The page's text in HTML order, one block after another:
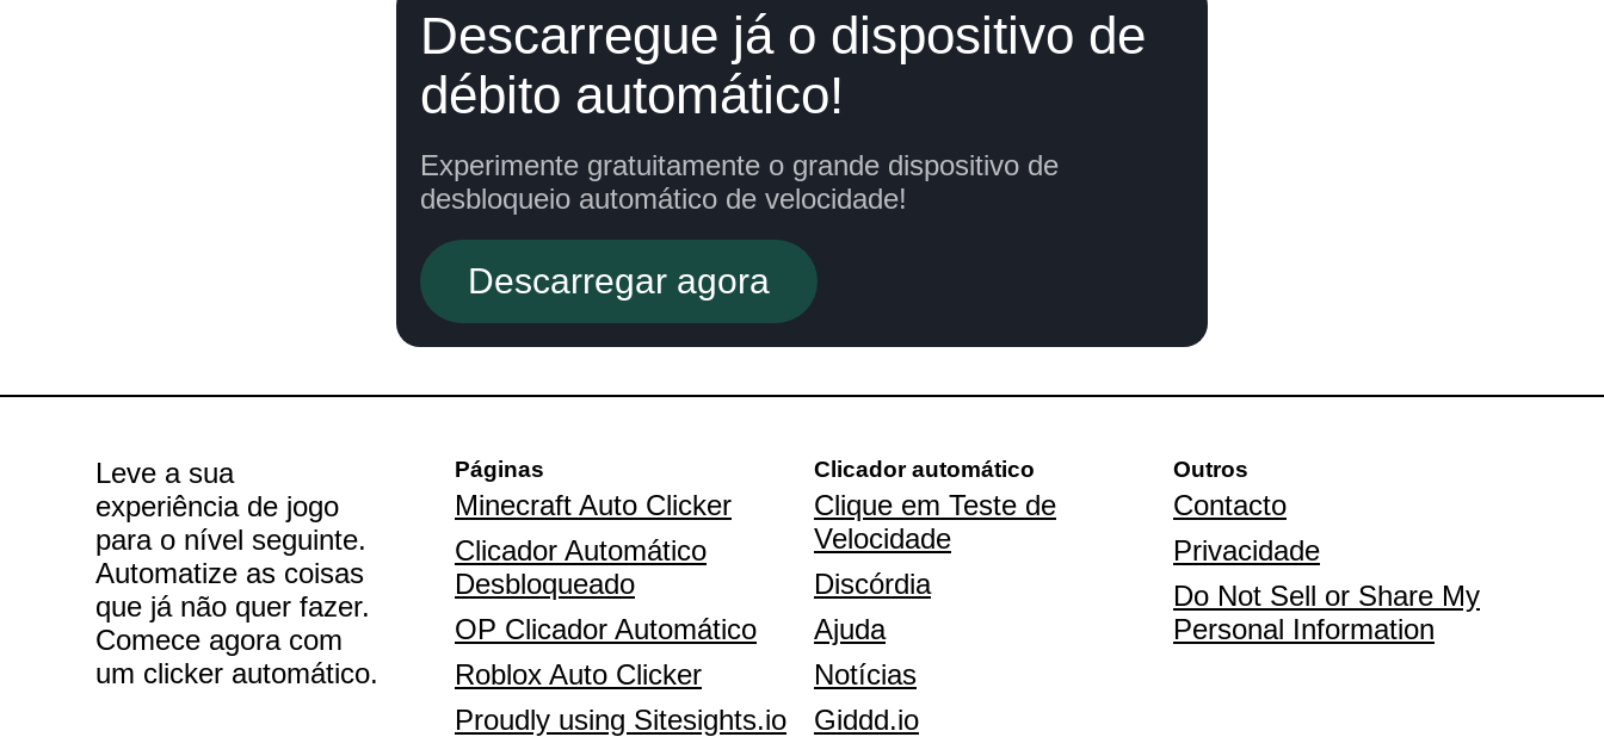
Descarregue já o dispositivo de
débito automático!
Experimente gratuitamente o grande dispositivo de
desbloqueio automático de velocidade!
Descarregar agora
Leve a sua
experiência de jogo
para o nível seguinte.
Automatize as coisas
que já não quer fazer.
Comece agora com
um clicker automático.
Páginas
Minecraft Auto Clicker
Clicador Automático
Desbloqueado
OP Clicador Automático
Roblox Auto Clicker
Proudly using Sitesights.io
Clicador automático
Clique em Teste de
Velocidade
Discórdia
Ajuda
Notícias
Giddd.io
Outros
Contacto
Privacidade
Do Not Sell or Share My
Personal Information